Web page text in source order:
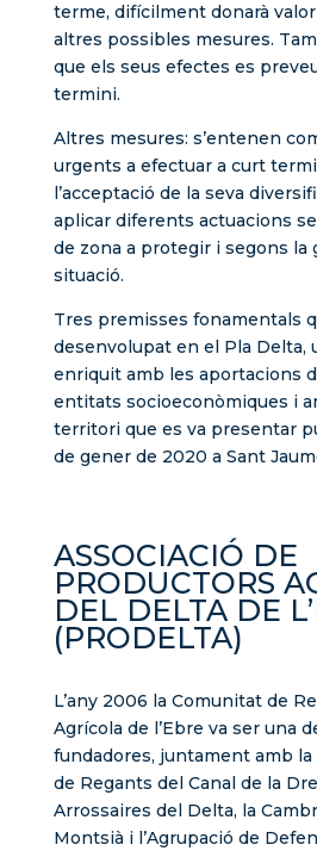
terme, difícilment donarà
altres possibles mesures.
que els seus efectes es
termini.
Altres mesures: s’entenen
urgents a efectuar a curt
l’acceptació de la seva
aplicar diferents actuacions
de zona a protegir i segons la
situació.
Tres premisses fonamentals
desenvolupat en el Pla Delta,
enriquit amb les aportacions
entitats socioeconòmiques i
territori que es va presentar
de gener de 2020 a Sant
ASSOCIACIÓ DE
PRODUCTORS
DEL DELTA DE
(PRODELTA)
L’any 2006 la Comunitat de
Agrícola de l’Ebre va ser una
fundadores, juntament amb
de Regants del Canal de la
Arrossaires del Delta, la
Montsià i l’Agrupació de